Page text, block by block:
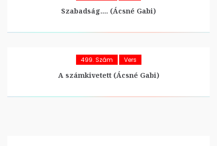
Szabadság…. (Ácsné Gabi)
499. Szám Vers
A számkivetett (Ácsné Gabi)